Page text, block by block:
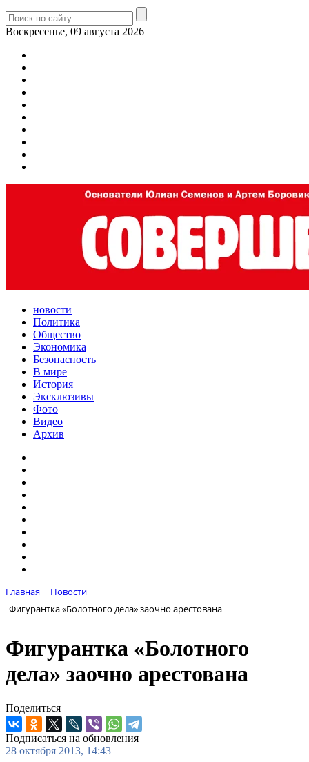
Воскресенье, 09 августа 2026
новости
Политика
Общество
Экономика
Безопасность
В мире
История
Эксклюзивы
Фото
Видео
Архив
Главная
Новости
Фигурантка «Болотного дела» заочно арестована
Фигурантка «Болотного
дела» заочно арестована
Поделиться
Подписаться на обновления
28 октября 2013, 14:43